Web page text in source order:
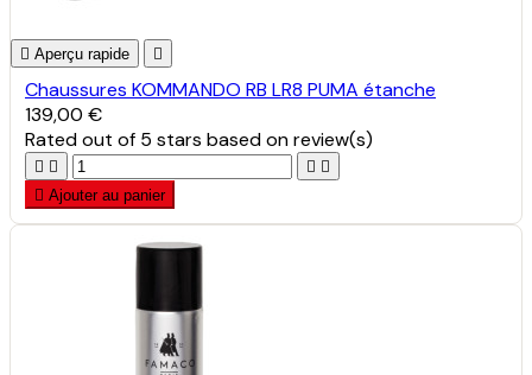
 Aperçu rapide 
Chaussures KOMMANDO RB LR8 PUMA étanche
139,00 €
Ratedout of 5 stars based onreview(s)
   
 Ajouter au panier